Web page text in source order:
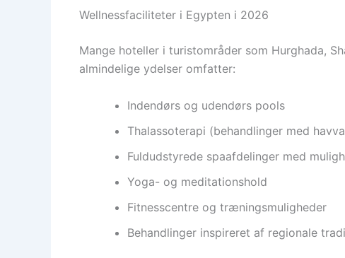
Wellnessfaciliteter i Egypten i 2026
Mange hoteller i turistområder som Hurghada,
almindelige ydelser omfatter:
Indendørs og udendørs pools
Thalassoterapi (behandlinger med
Fuldudstyrede spaafdelinger med
Yoga- og meditationshold
Fitnesscentre og træningsmuligheder
Behandlinger inspireret af regionale